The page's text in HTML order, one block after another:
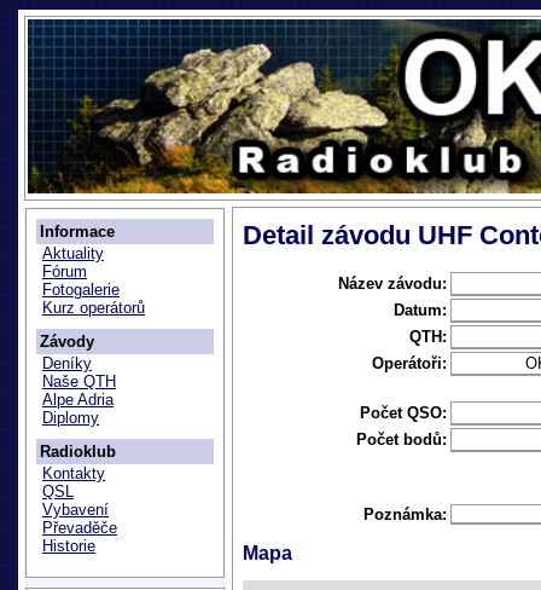
Informace
Aktuality
Fórum
Fotogalerie
Kurz operátorů
Závody
Deníky
Naše QTH
Alpe Adria
Diplomy
Radioklub
Kontakty
QSL
Vybavení
Převaděče
Historie
Detail závodu UHF
Název závodu:
Datum:
QTH:
Operátoři:
Počet QSO:
Počet bodů:
Poznámka:
Mapa